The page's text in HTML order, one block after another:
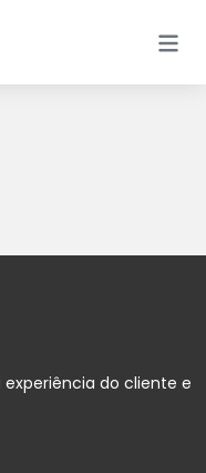
do cliente e